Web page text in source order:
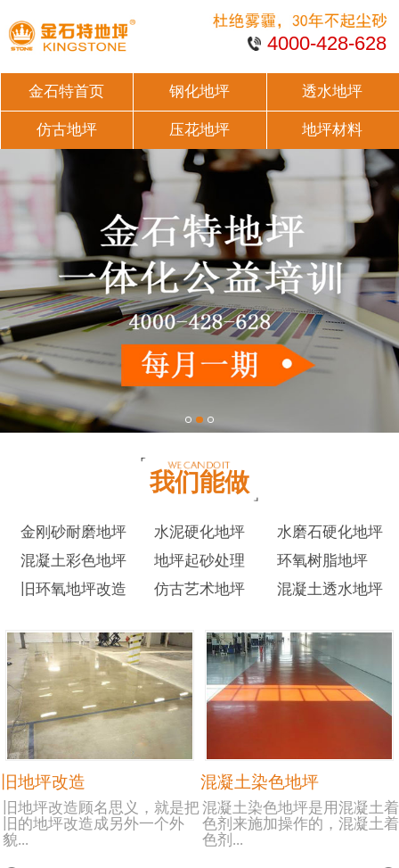
4000-428-628
金石特首页 钢化地坪 透水地坪
仿古地坪 压花地坪 地坪材料
我们能做
金刚砂耐磨地坪 水泥硬化地坪
水磨石硬化地坪
混凝土彩色地坪
地坪起砂处理
环氧树脂地坪
旧环氧地坪改造
仿古艺术地坪 混凝土透水地坪
旧地坪改造
旧地坪改造顾名思义，就是把
旧的地坪改造成另外一个外
貌...
混凝土染色地坪
混凝土染色地坪是用混凝土着
色剂来施加操作的，混凝土着
色剂...